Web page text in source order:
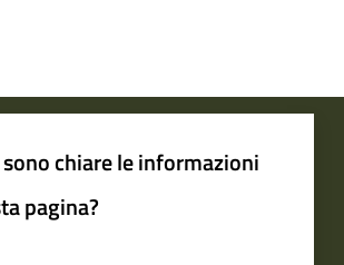
chiare le informazioni
pagina?